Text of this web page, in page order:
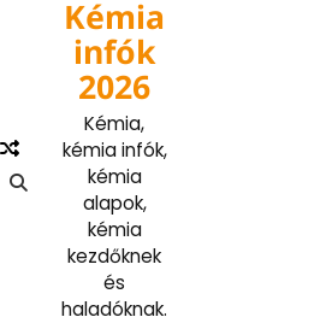
Kémia
infók
2026
Kémia,
kémia infók,
kémia
alapok,
kémia
kezdőknek
és
haladóknak.